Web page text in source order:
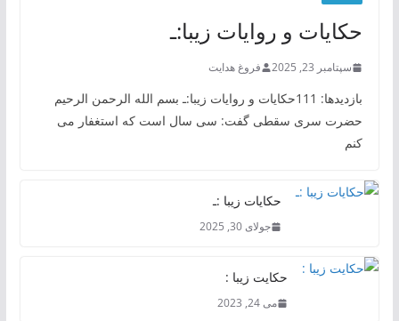
حکایات و روایات زیبا:ـ
سپتامبر 23, 2025 فروغ هدایت
بازدیدها: 111حکایات و روایات زیبا:ـ بسم الله الرحمن الرحیم
حضرت سری سقطی گفت: سی سال است که استغفار می
کنم
حکایات زیبا :ـ
جولای 30, 2025
حکایت زیبا :
می 24, 2023